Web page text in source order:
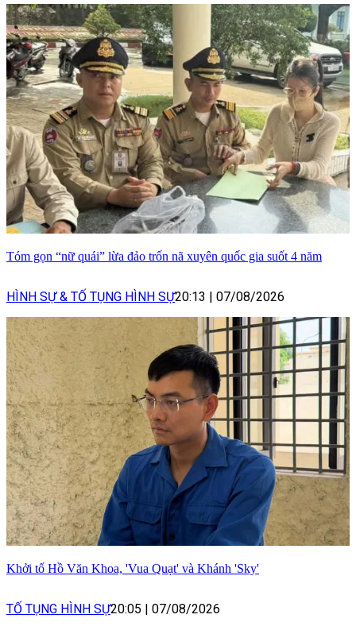
Tóm gọn “nữ quái” lừa đảo trốn nã xuyên quốc gia suốt 4 năm
HÌNH SỰ & TỐ TỤNG HÌNH SỰ20:13 07/08/2026
Khởi tố Hồ Văn Khoa, 'Vua Quạt' và Khánh 'Sky'
TỐ TỤNG HÌNH SỰ20:05 07/08/2026